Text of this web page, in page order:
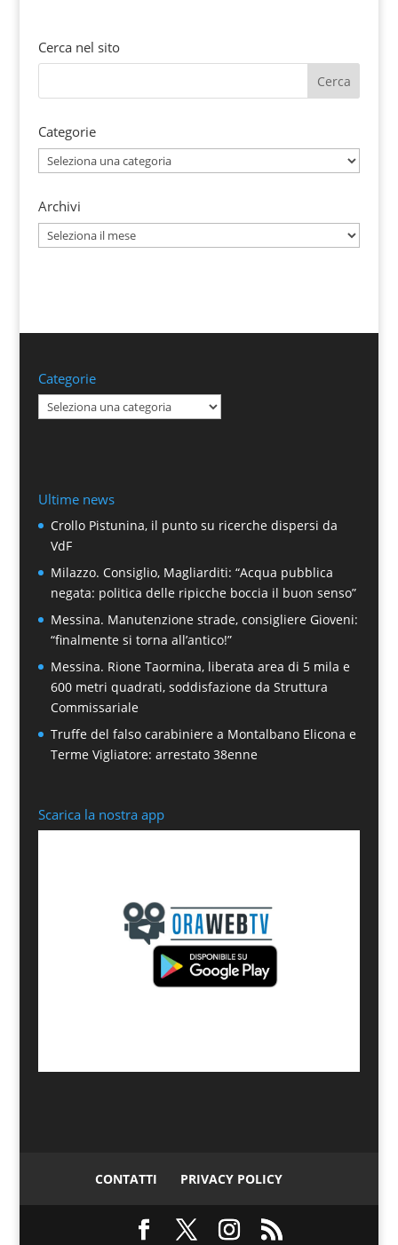
Cerca nel sito
Categorie
Categorie
Archivi
Archivi
Categorie
Categorie
Ultime news
Crollo Pistunina, il punto su ricerche dispersi da
VdF
Milazzo. Consiglio, Magliarditi: “Acqua pubblica
negata: politica delle ripicche boccia il buon senso”
Messina. Manutenzione strade, consigliere Gioveni:
“finalmente si torna all’antico!”
Messina. Rione Taormina, liberata area di 5 mila e
600 metri quadrati, soddisfazione da Struttura
Commissariale
Truffe del falso carabiniere a Montalbano Elicona e
Terme Vigliatore: arrestato 38enne
Scarica la nostra app
CONTATTI PRIVACY POLICY